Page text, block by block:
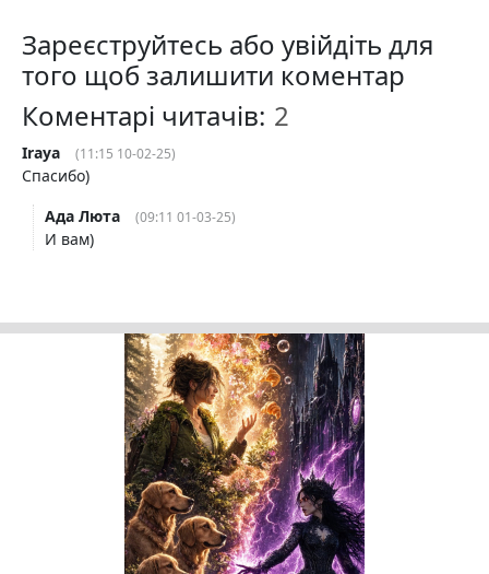
Зареєструйтесь або увійдіть для
того щоб залишити коментар
Коментарі читачів:
Iraya (11:15 10-02-25)
Спасибо)
Ада Люта
(09:11 01-03-25)
И вам)